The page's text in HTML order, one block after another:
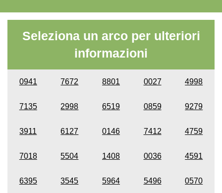
Seleziona un arco per ulteriori
informazioni
0941 7672 8801 0027 4998
7135 2998 6519 0859 9279
3911 6127 0146 7412 4759
7018 5504 1408 0036 4591
6395 3545 5964 5496 0570